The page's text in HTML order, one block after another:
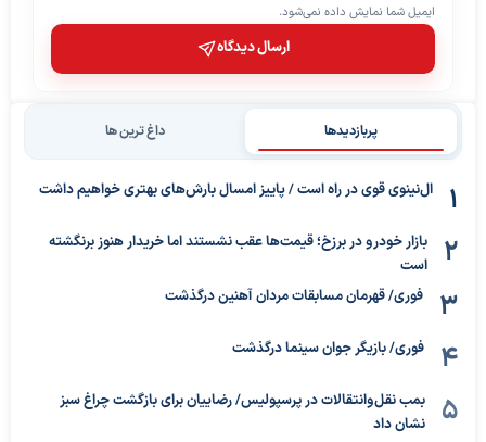
ایمیل شما نمایش داده نمی‌شود.
ارسال دیدگاه
پربازدیدها داغ ترین ها
ال‌نینوی قوی در راه است / پاییز امسال بارش‌های بهتری خواهیم داشت
بازار خودرو در برزخ؛ قیمت‌ها عقب نشستند اما خریدار هنوز برنگشته
است
فوری/ قهرمان مسابقات مردان آهنین درگذشت
فوری/ بازیگر جوان سینما درگذشت
بمب نقل‌وانتقالات در پرسپولیس/ رضاییان برای بازگشت چراغ سبز
نشان داد